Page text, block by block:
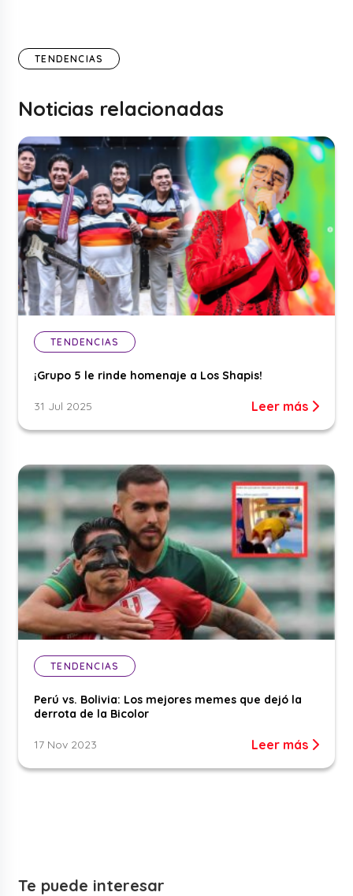
TENDENCIAS
Noticias relacionadas
TENDENCIAS
¡Grupo 5 le rinde homenaje a Los Shapis!
31 Jul 2025 Leer más
TENDENCIAS
Perú vs. Bolivia: Los mejores memes que dejó la
derrota de la Bicolor
17 Nov 2023 Leer más
Te puede interesar